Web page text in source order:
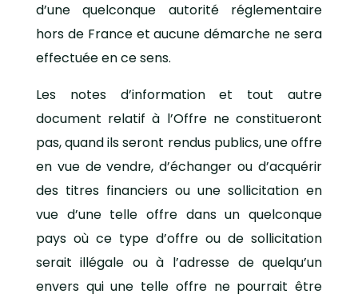
d’une quelconque autorité réglementaire
hors de France et aucune démarche ne sera
effectuée en ce sens.
Les notes d’information et tout autre
document relatif à l’Offre ne constitueront
pas, quand ils seront rendus publics, une offre
en vue de vendre, d’échanger ou d’acquérir
des titres financiers ou une sollicitation en
vue d’une telle offre dans un quelconque
pays où ce type d’offre ou de sollicitation
serait illégale ou à l’adresse de quelqu’un
envers qui une telle offre ne pourrait être